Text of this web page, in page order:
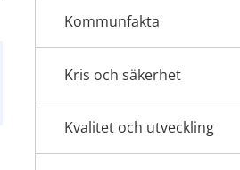
Kommunfakta
Kris och säkerhet
Kvalitet och utveckling